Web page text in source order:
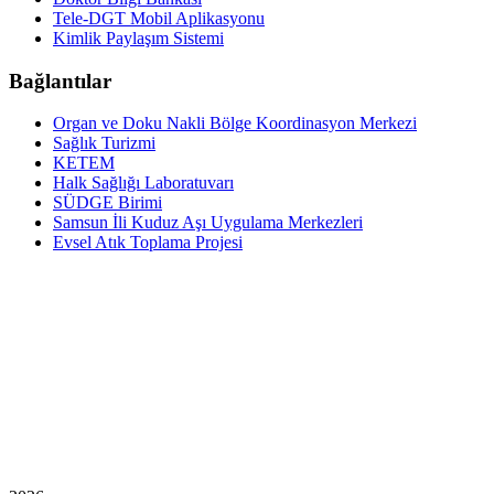
Tele-DGT Mobil Aplikasyonu
Kimlik Paylaşım Sistemi
Bağlantılar
Organ ve Doku Nakli Bölge Koordinasyon Merkezi
Sağlık Turizmi
KETEM
Halk Sağlığı Laboratuvarı
SÜDGE Birimi
Samsun İli Kuduz Aşı Uygulama Merkezleri
Evsel Atık Toplama Projesi